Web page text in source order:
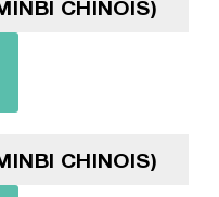
CHINOIS)
CHINOIS)